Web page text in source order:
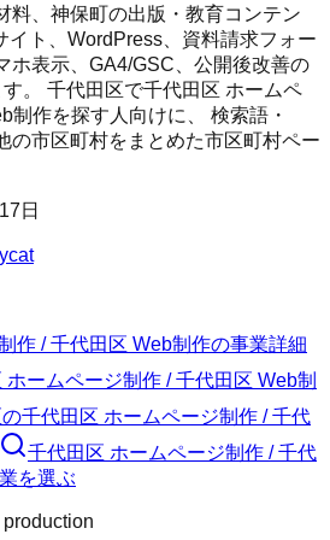
料、神保町の出版・教育コンテン
イト、WordPress、資料請求フォー
ホ表示、GA4/GSC、公開後改善の
。 千代田区で千代田区 ホームペ
制作を探す人向けに、 検索語・
の市区町村をまとめた市区町村ペー
日
作 / 千代田区 Web制作の事業詳細
ホームページ制作 / 千代田区 Web制
の千代田区 ホームページ制作 / 千代
千代田区 ホームページ制作 / 千代
を選ぶ